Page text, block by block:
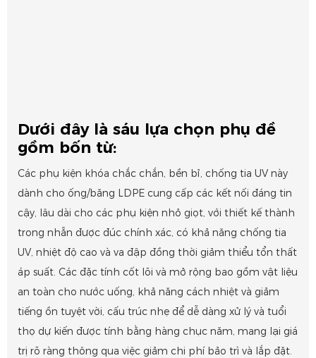
Dưới đây là sáu lựa chọn phụ đề
gồm bốn từ:
Các phụ kiện khóa chắc chắn, bền bỉ, chống tia UV này
dành cho ống/băng LDPE cung cấp các kết nối đáng tin
cậy, lâu dài cho các phụ kiện nhỏ giọt, với thiết kế thành
trong nhẵn được đúc chính xác, có khả năng chống tia
UV, nhiệt độ cao và va đập đồng thời giảm thiểu tổn thất
áp suất. Các đặc tính cốt lõi và mở rộng bao gồm vật liệu
an toàn cho nước uống, khả năng cách nhiệt và giảm
tiếng ồn tuyệt vời, cấu trúc nhẹ để dễ dàng xử lý và tuổi
thọ dự kiến ​​được tính bằng hàng chục năm, mang lại giá
trị rõ ràng thông qua việc giảm chi phí bảo trì và lắp đặt.